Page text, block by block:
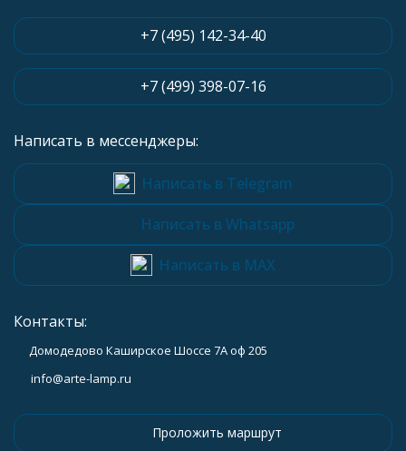
+7 (495) 142-34-40
+7 (499) 398-07-16
Написать в мессенджеры:
Написать в Telegram
Написать в Whatsapp
Написать в MAX
Контакты:
Домодедово Каширское Шоссе 7А оф 205
info@arte-lamp.ru
Проложить маршрут